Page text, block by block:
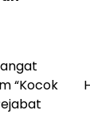
“Kocok